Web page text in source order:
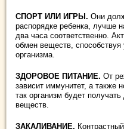
СПОРТ ИЛИ ИГРЫ. Они
распорядке ребенка, лучше
два часа соответственно.
обмен веществ,
организма.
ЗДОРОВОЕ ПИТАНИЕ. От
зависит иммунитет, а также
так организм будет
веществ.
ЗАКАЛИВАНИЕ.